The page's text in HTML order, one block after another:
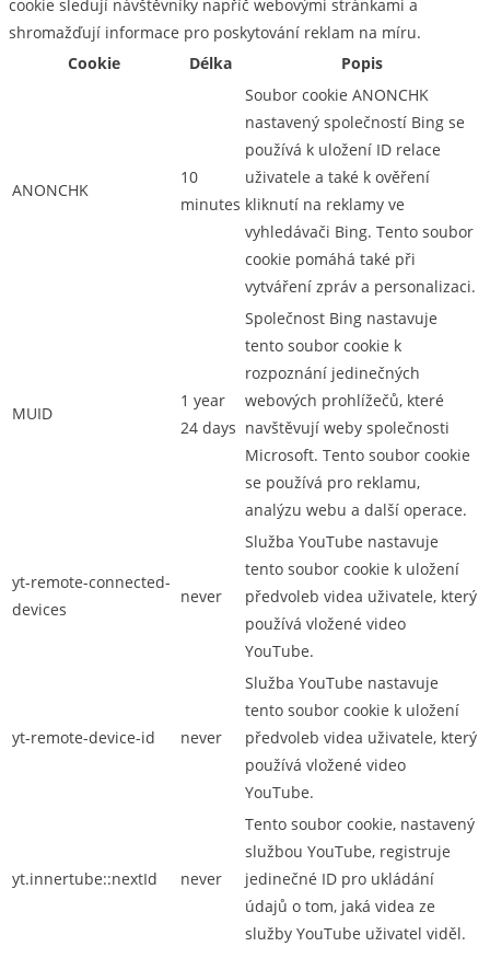
cookie sledují návštěvníky napříč webovými stránkami a
shromažďují informace pro poskytování reklam na míru.
Cookie
Délka Popis
ANONCHK
10
minutes
Soubor cookie ANONCHK
nastavený společností Bing se
používá k uložení ID relace
uživatele a také k ověření
kliknutí na reklamy ve
vyhledávači Bing. Tento soubor
cookie pomáhá také při
vytváření zpráv a personalizaci.
MUID
1 year
24 days
Společnost Bing nastavuje
tento soubor cookie k
rozpoznání jedinečných
webových prohlížečů, které
navštěvují weby společnosti
Microsoft. Tento soubor cookie
se používá pro reklamu,
analýzu webu a další operace.
yt-remote-connected-
devices
never
Služba YouTube nastavuje
tento soubor cookie k uložení
předvoleb videa uživatele, který
používá vložené video
YouTube.
yt-remote-device-id never
Služba YouTube nastavuje
tento soubor cookie k uložení
předvoleb videa uživatele, který
používá vložené video
YouTube.
yt.innertube::nextId never
Tento soubor cookie, nastavený
službou YouTube, registruje
jedinečné ID pro ukládání
údajů o tom, jaká videa ze
služby YouTube uživatel viděl.